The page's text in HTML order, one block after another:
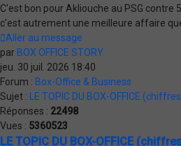
C'est bon pour Akliouche au PSG contre
c'est autrement une meilleure affaire
Aller au message
par BOX OFFICE STORY
jeu. 30 juil. 2026 18:40
Forum : Box-Office & Business
Sujet :
LE TOPIC DU BOX-OFFICE
Réponses : 22498
Vues : 5360523
LE TOPIC DU BOX-OFFICE